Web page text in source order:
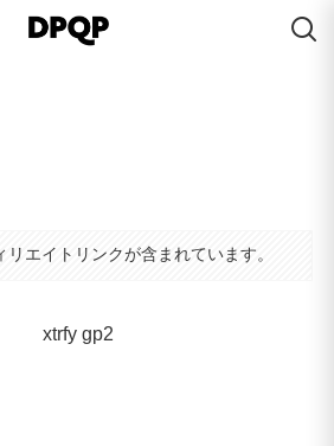
エイトリンクが含まれています。